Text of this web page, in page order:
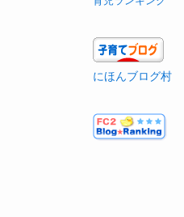
にほんブログ村